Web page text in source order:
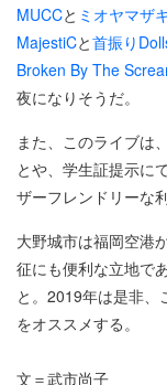
MUCCと ミオヤマザ
MajestiCと首振り
Broken By The
夜になりそうだ。
また、このライブは
とや、学生証提示に
ザーフレンドリーな
大野城市は福岡空港
征にも便利な立地で
と。2019年は是非、
をオススメする。
文＝武市尚子